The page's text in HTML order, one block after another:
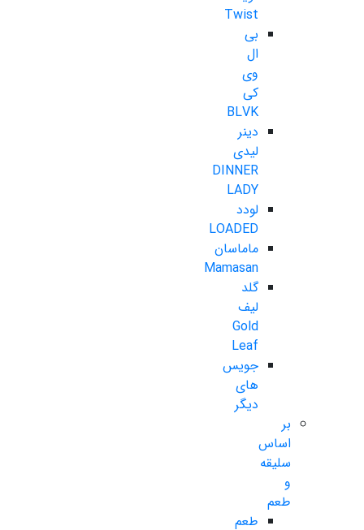
Twist
بی
ال
وی
کی
BLVK
دینر
لیدی
DINNER
LADY
لودد
LOADED
ماماسان
Mamasan
گلد
لیف
Gold
Leaf
جویس
های
دیگر
بر
اساس
سلیقه
و
طعم
طعم